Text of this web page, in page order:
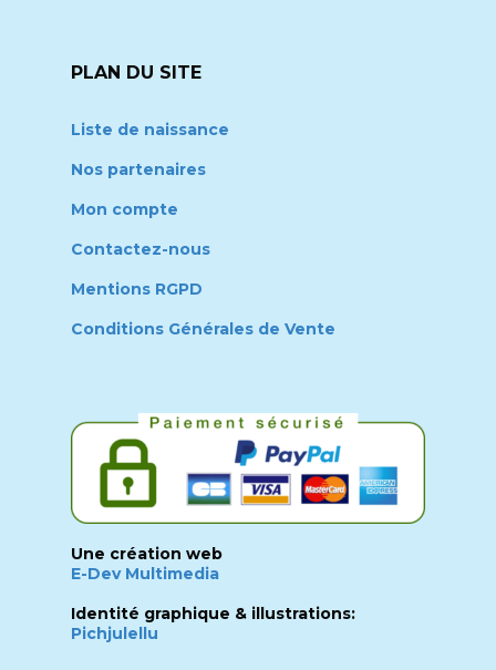
PLAN DU SITE
Liste de naissance
Nos partenaires
Mon compte
Contactez-nous
Mentions RGPD
Conditions Générales de Vente
Une création web
E-Dev Multimedia
Identité graphique & illustrations:
Pichjulellu